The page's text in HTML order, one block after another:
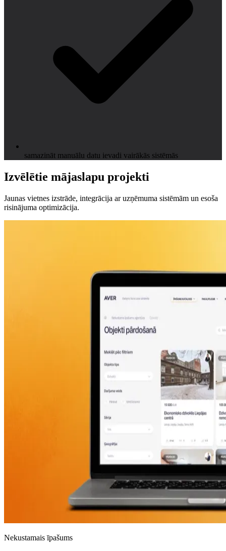
samazināt manuālu datu ievadi vairākās sistēmās
Izvēlētie mājaslapu projekti
Jaunas vietnes izstrāde, integrācija ar uzņēmuma sistēmām un esoša
risinājuma optimizācija.
Nekustamais īpašums